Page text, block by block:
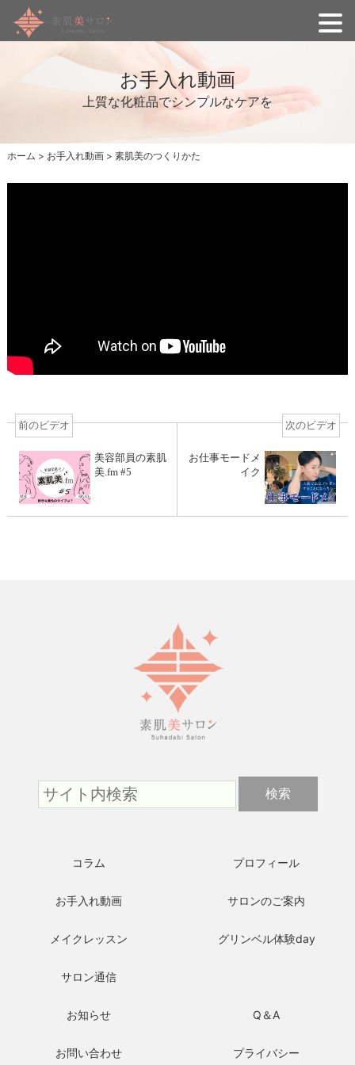
お手入れ動画
上質な化粧品でシンプルなケアを
ホーム > お手入れ動画> 素肌美のつくりかた
前のビデオ
美容部員の素肌
美.fm #5
次のビデオ
お仕事モードメ
イク
コラム プロフィール
お手入れ動画 サロンのご案内
メイクレッスン グリンベル体験day
サロン通信
お知らせ Q＆A
お問い合わせ プライバシー